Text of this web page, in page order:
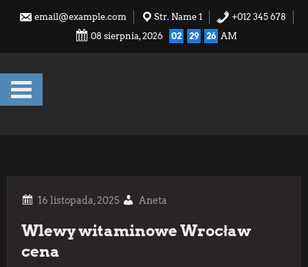
email@example.com Str. Name 1
+012 345 678
08 sierpnia, 2026
02 29 26 AM
Aneta
Wlewy witaminowe Wrocław
cena